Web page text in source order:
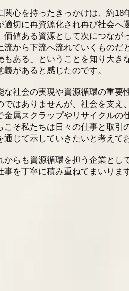
心を持ったきっかけは、約18
適切に再資源化され再び社会
価値ある資源として次につな
流から下流へ流れていくもの
もある」ということを知り大
があると感じたのです。
社会の実現や資源循環の重要
ではありませんが、社会を支
金属スクラップやリサイクル
こそ私たちは日々の仕事と取
通じて示していきたいと考えて
らも資源循環を担う企業とし
事を丁寧に積み重ねてまいり